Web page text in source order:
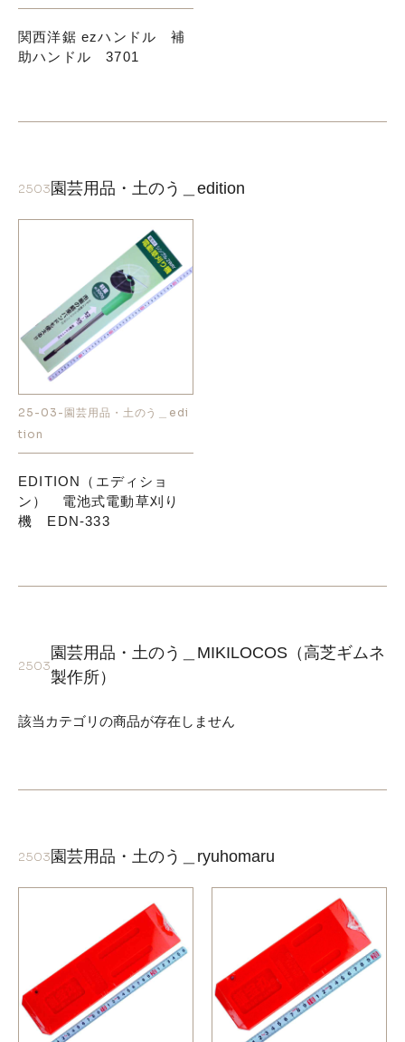
採用情報
関西洋鋸 ezハンドル 補
助ハンドル 3701
2503 園芸用品・土のう＿edition
25-03-園芸用品・土のう＿edi
tion
EDITION（エディショ
ン） 電池式電動草刈り
機 EDN-333
2503
園芸用品・土のう＿MIKILOCOS（高芝ギムネ
製作所）
該当カテゴリの商品が存在しません
2503 園芸用品・土のう＿ryuhomaru